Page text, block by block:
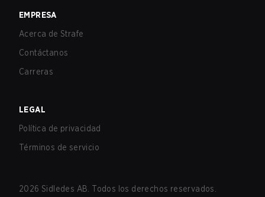
EMPRESA
Acerca de Strafe
Contáctanos
Carreras
LEGAL
Política de privacidad
Términos de servicio
2026 Sidledes AB. Todos los derechos reservados.